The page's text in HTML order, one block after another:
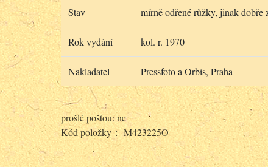
Stav mírně odřené růžky, jinak dobře
Rok vydání kol. r. 1970
Nakladatel Pressfoto a Orbis, Praha
prošlé poštou: ne
Kód položky： M423225O